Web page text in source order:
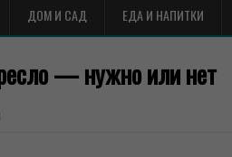
ДОМ И САД ЕДА И НАПИТКИ
— нужно или нет